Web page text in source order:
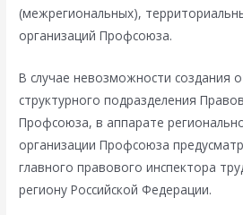
(межрегиональных),
организаций Профсоюза.
В случае невозможности создания
структурного подразделения
Профсоюза, в аппарате
организации Профсоюза
главного правового инспектора
региону Российской Федерации.